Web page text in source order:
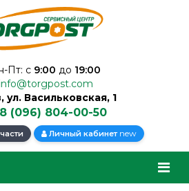
Пт: с 9:00 до 19:00
ул. Васильковская, 1
(096) 804-00-50
Личный кабинет new